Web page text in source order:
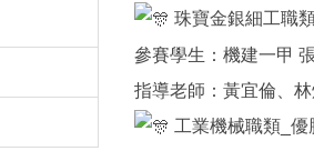
珠寶金銀細工職
參賽學生：機建一甲
指導老師：黃宜倫、
工業機械職類_優